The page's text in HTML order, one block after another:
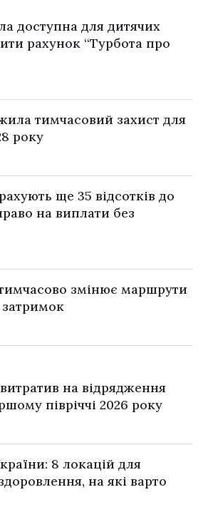
доступна для дитячих
рахунок “Турбота про
тимчасовий захист для
року
ще 35 відсотків до
на виплати без
змінює маршрути
затримок
на відрядження
півріччі 2026 року
8 локацій для
на які варто